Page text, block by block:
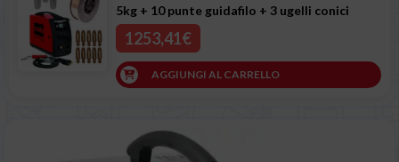
5kg + 10 punte guidafilo + 3 ugelli conici
1253,41€
AGGIUNGI AL CARRELLO